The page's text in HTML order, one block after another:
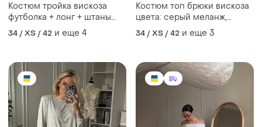
Костюм тройка вискоза
футболка + лонг + штаны
палаццо меланж
34 / XS / 42 и еще 4
Костюм топ брюки вискоза
цвета: серый меланж,
графит, мягко
34 / XS / 42 и еще 3